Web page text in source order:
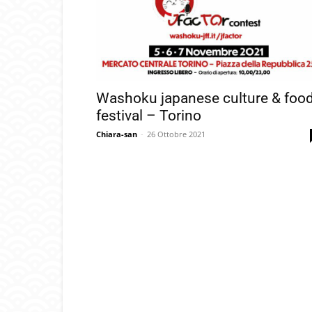
Washoku japanese culture & food
festival – Torino
Chiara-san - 26 Ottobre 2021